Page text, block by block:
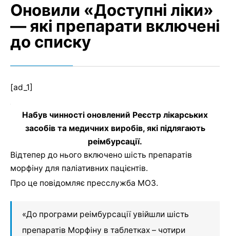
Оновили «Доступні ліки»
— які препарати включені
до списку
[ad_1]
Набув чинності оновлений Реєстр лікарських
засобів та медичних виробів, які підлягають
реімбурсації.
Відтепер до нього включено шість препаратів
морфіну для паліативних пацієнтів.
Про це повідомляє пресслужба МОЗ.
«До програми реімбурсації увійшли шість
препаратів Морфіну в таблетках – чотири